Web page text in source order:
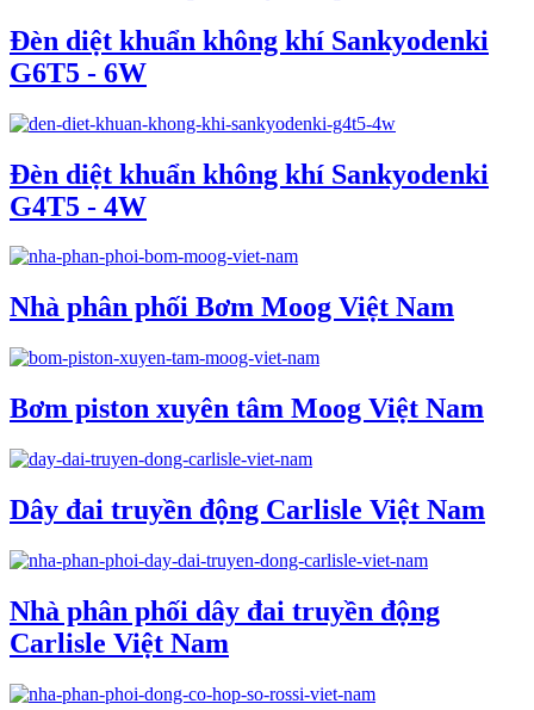
Đèn diệt khuẩn không khí Sankyodenki
G6T5 - 6W
Đèn diệt khuẩn không khí Sankyodenki
G4T5 - 4W
Nhà phân phối Bơm Moog Việt Nam
Bơm piston xuyên tâm Moog Việt Nam
Dây đai truyền động Carlisle Việt Nam
Nhà phân phối dây đai truyền động
Carlisle Việt Nam